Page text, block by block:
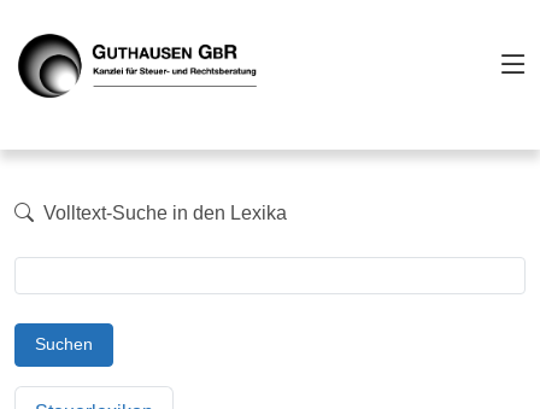
Volltext-Suche in den Lexika
Suchen